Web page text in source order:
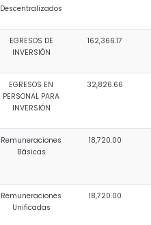
Descentralizados
EGRESOS DE
INVERSIÓN
162,366.17
EGRESOS EN
PERSONAL PARA
INVERSIÓN
32,826.66
Remuneraciones
Básicas
18,720.00
Remuneraciones
Unificadas
18,720.00